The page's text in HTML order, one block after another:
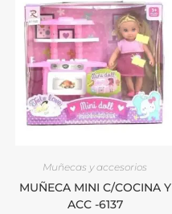
Muñecas y accesorios
MUÑECA MINI C/COCINA Y
ACC -6137